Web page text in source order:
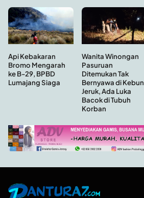
Api Kebakaran
Bromo Mengarah
ke B-29, BPBD
Lumajang Siaga
Wanita Winongan
Pasuruan
Ditemukan Tak
Bernyawa di Kebun
Jeruk, Ada Luka
Bacok di Tubuh
Korban